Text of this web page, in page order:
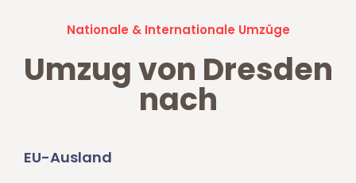
Nationale & Internationale Umzüge
Umzug von Dresden
nach
EU-Ausland